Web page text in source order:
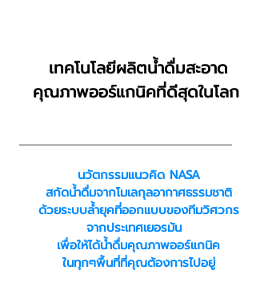
นวัตกรรมแนวคิด NASA
สกัดน้ำดื่มจากโมเลกุลอากาศธรรมชาติ
ด้วยระบบล้ำยุคที่ออกแบบของทีมวิศวกร
จากประเทศเยอรมัน
เพื่อให้ได้น้ำดื่มคุณภาพออร์แกนิค
ในทุกๆพื้นที่ที่คุณต้องการไปอยู่
เทคโนโลยีผลิตน้ำดื่มสะอาด
คุณภาพออร์แกนิคที่ดีสุดในโลก